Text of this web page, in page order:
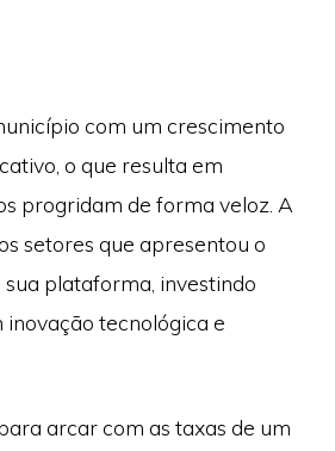
com um crescimento
o que resulta em
progridam de forma veloz. A
setores que apresentou o
plataforma, investindo
inovação tecnológica e
arcar com as taxas de um